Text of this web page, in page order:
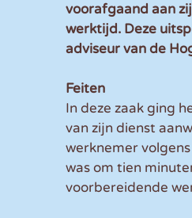
voorafgaand aan
werktijd. Deze
adviseur van de
Feiten
In deze zaak ging
van zijn dienst
werknemer
was om tien
voorbereidende